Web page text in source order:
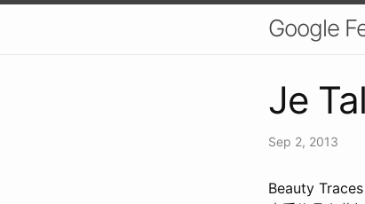
Google
Je
Sep 2, 2013
Beauty